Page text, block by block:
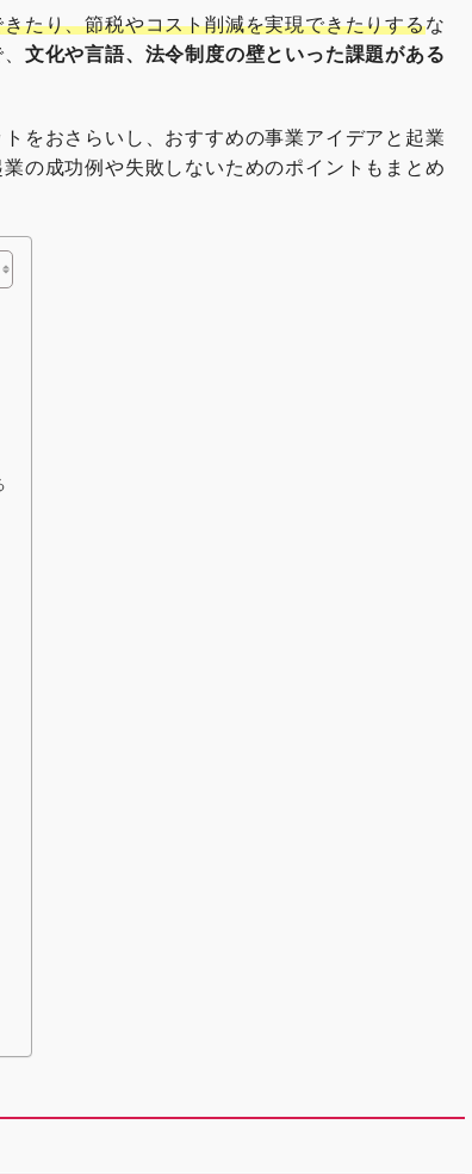
たり、節税やコスト削減を実現できたりするな
文化や言語、法令制度の壁といった課題がある
をおさらいし、おすすめの事業アイデアと起業
の成功例や失敗しないためのポイントもまとめ